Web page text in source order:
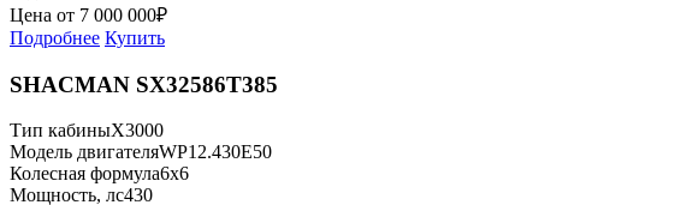
Цена от 7 000 000₽
Подробнее Купить
SHACMAN SX32586T385
Тип кабиныX3000
Модель двигателяWP12.430E50
Колесная формула6x6
Мощность, лс430